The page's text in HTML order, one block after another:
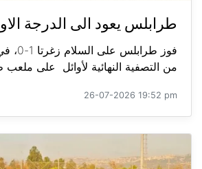
طرابلس يعود الى الدرجة
فوز
من التصفية النهائية لأوائل على ملعب
26-07-2026 19:52 pm